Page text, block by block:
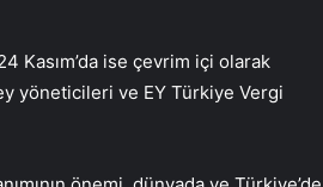
Kasım’da ise çevrim içi olarak
yöneticileri ve EY Türkiye Vergi